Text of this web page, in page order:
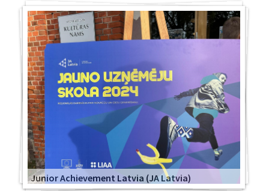
Junior Achievement Latvia (JA Latvia)